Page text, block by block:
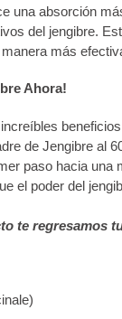
una absorción
del jengibre.
más
Ahora!
de Jengibre al
paso hacia una
el poder del
te regresamos